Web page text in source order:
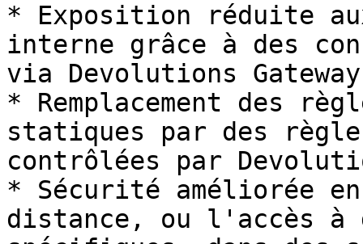
* Exposition réduite
interne grâce à des
via Devolutions
* Remplacement des
statiques par des
contrôlées par
* Sécurité améliorée
distance, ou l'accès à